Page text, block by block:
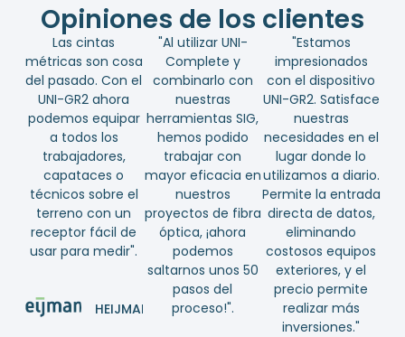
Opiniones de los clientes
Las cintas
métricas son cosa
del pasado. Con el
UNI-GR2 ahora
podemos equipar
a todos los
trabajadores,
capataces o
técnicos sobre el
terreno con un
receptor fácil de
usar para medir".
HEIJMANS
"Al utilizar UNI-
Complete y
combinarlo con
nuestras
herramientas SIG,
hemos podido
trabajar con
mayor eficacia en
nuestros
proyectos de fibra
óptica, ¡ahora
podemos
saltarnos unos 50
pasos del
proceso!".
"Estamos
impresionados
con el dispositivo
UNI-GR2. Satisface
nuestras
necesidades en el
lugar donde lo
utilizamos a diario.
Permite la entrada
directa de datos,
eliminando
costosos equipos
exteriores, y el
precio permite
realizar más
inversiones."